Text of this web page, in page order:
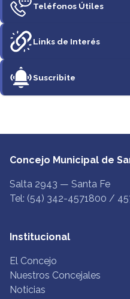
Teléfonos Útiles
Links de Interés
Suscribite
Concejo Municipal de
Salta 2943 — Santa Fe
Tel: (54) 342-4571800 /
Institucional
El Concejo
Nuestros Concejales
Noticias